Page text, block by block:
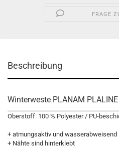
FRAGE
Beschreibung
Winterweste PLANAM PLALINE
Oberstoff: 100 % Polyester / PU-
+ atmungsaktiv und wasserabweisend
+ Nähte sind hinterklebt